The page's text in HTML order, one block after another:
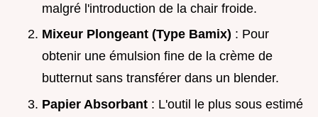
malgré l'introduction de la chair froide.
Mixeur Plongeant (Type Bamix) : Pour
obtenir une émulsion fine de la crème de
butternut sans transférer dans un blender.
Papier Absorbant : L'outil le plus sous estimé